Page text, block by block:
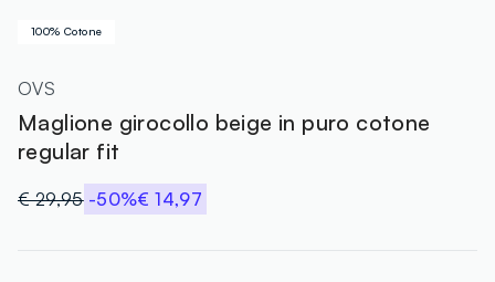
100% Cotone
OVS
Maglione girocollo beige in puro cotone
regular fit
€ 29,95 -50%€ 14,97